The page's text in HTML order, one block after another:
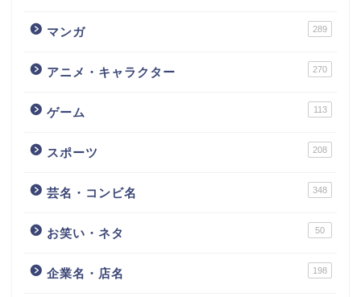
マンガ 289
アニメ・キャラクター 270
ゲーム 113
スポーツ 208
芸名・コンビ名 348
お笑い・ネタ 50
企業名・店名 198